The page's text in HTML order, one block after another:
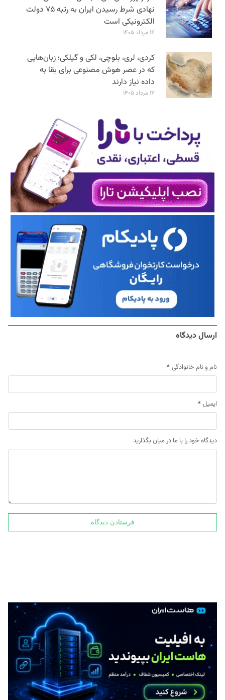
نهادی شرط رسیدن ایران به رتبه ۷۵ دولت
الکترونیکی است
۱۴ مرداد ۱۴۰۵
کردی، لری، بلوچی، لکی و گیلکی؛ زبان‌هایی
که در عصر هوش مصنوعی برای بقا به
داده نیاز دارند
۱۴ مرداد ۱۴۰۵
ارسال دیدگاه
نام و نام خانوادگی *
ایمیل *
دیدگاه خود را با ما در میان بگذارید